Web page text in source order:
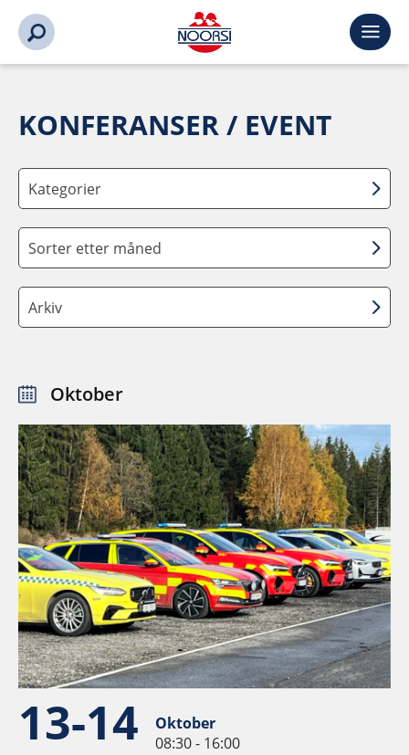
KONFERANSER / EVENT
Kategorier
Sorter etter måned
Arkiv
Oktober
13-14
Oktober
08:30 - 16:00